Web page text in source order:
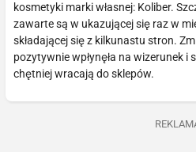
kosmetyki marki własnej: Koliber.
zawarte są w ukazującej się raz w
składającej się z kilkunastu stron.
pozytywnie wpłynęła na wizerunek i
chętniej wracają do sklepów.